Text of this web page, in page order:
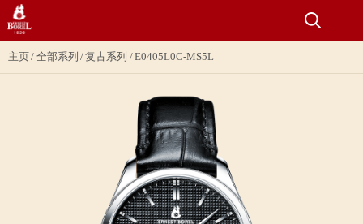
主页 全部系列 复古系列 E0405L0C-MS5L